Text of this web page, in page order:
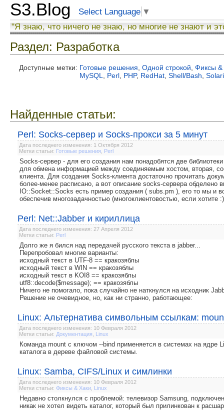
S3.Blog Select Language ▼
"Я знаю, что ничего не знаю, но многие не знают и
Раздел: Разработка
Доступные метки: Готовые решения Одной строкой Фиксы &
MySQL
Perl PHP, RedHat Shell/Bash
Найденные статьи:
Perl: Socks-сервер и Socks-прокси за 5 минут
Дата последнего изменения: 1 Октября 2012
Метки статьи: Готовые решения Perl
Socks-сервер - для его создания нам понадобятся две
для обмена информацией между соединяемым хостом, вторая,
клиента. Для создания Socks-клиента достаточно прочитать
более-менее расписано, а вот описание socks-сервера обделено
IO::Socket::Socks есть пример создания ( subs.pm ), его то мы и
обеспечив многозадачностью (многоклиентовостью, если хотите
Perl: Net::Jabber и кириллица
Дата последнего изменения: 27 Апреля 2012
Метки статьи: Perl
Долго же я бился над передачей русского текста в jabber...
Перепробовал многие варианты:
исходный текст в UTF-8 == кракозяблы
исходный текст в WIN == кракозяблы
исходный текст в KOI8 == кракозяблы
utf8::decode($message); == кракозяблы
Ничего не помогало, пока случайно не наткнулся на исходник
Решение не очевидное, но, как ни странно, работающее:
Linux: Альтернатива символьным ссылкам:
Дата последнего изменения: 10 Февраля 2012
Метки статьи: Документация Linux
Команда mount с ключом --bind применяется в системах на ядре
каталога в дереве файловой системы.
Linux: Samba, CIFS/Linux и симлинки
Дата последнего изменения: 10 Февраля 2012
Метки статьи: Фиксы & Хаки Linux
Недавно столкнулся с проблемой: телевизор Samsung,
никак не хотел видеть каталог, который был прилинкован к